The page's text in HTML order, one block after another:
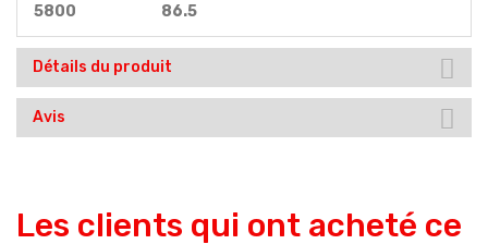
5800 86.5
Détails du produit
Avis
Les clients qui ont acheté ce